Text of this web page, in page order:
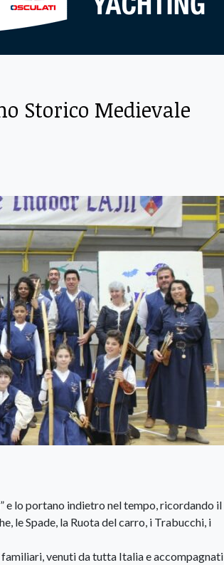
Storico Medievale
e lo portano indietro nel tempo, ricordando il
le Spade, la Ruota del carro, i Trabucchi, i
venuti da tutta Italia e accompagnati